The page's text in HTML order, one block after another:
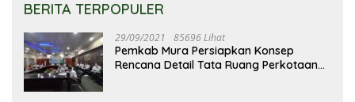
BERITA TERPOPULER
29/09/2021 85696 Lihat
Pemkab Mura Persiapkan Konsep
Rencana Detail Tata Ruang Perkotaan